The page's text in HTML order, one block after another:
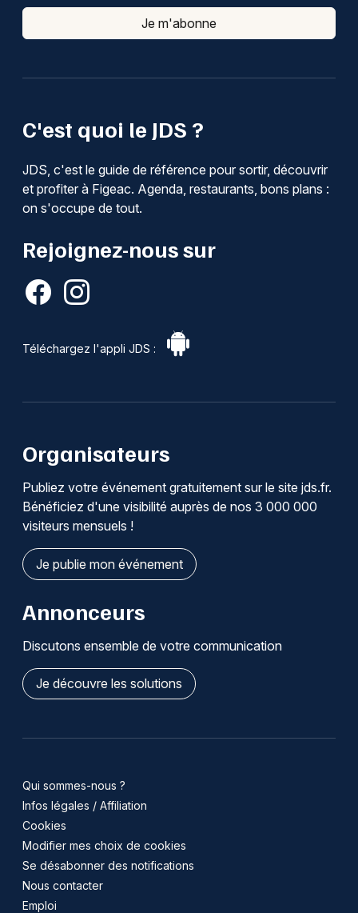
C'est quoi le JDS ?
JDS, c'est le guide de référence pour sortir, découvrir
et profiter à Figeac. Agenda, restaurants, bons plans :
on s'occupe de tout.
Rejoignez-nous sur
Téléchargez l'appli JDS :
Je m'abonne
Organisateurs
Publiez votre événement gratuitement sur le site jds.fr.
Bénéficiez d'une visibilité auprès de nos 3 000 000
visiteurs mensuels !
Je publie mon événement
Annonceurs
Discutons ensemble de votre communication
Je découvre les solutions
Qui sommes-nous ?
Infos légales / Affiliation
Cookies
Modifier mes choix de cookies
Se désabonner des notifications
Nous contacter
Emploi